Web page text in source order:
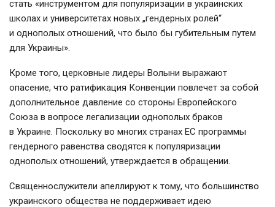
стать «инструментом для популяризации в украинских
школах и университетах новых „гендерных ролей“
и однополых отношений, что было бы губительным путем
для Украины».
Кроме того, церковные лидеры Волыни выражают
опасение, что ратификация Конвенции повлечет за собой
дополнительное давление со стороны Европейского
Союза в вопросе легализации однополых браков
в Украине. Поскольку во многих странах ЕС программы
гендерного равенства сводятся к популяризации
однополых отношений, утверждается в обращении.
Священнослужители апеллируют к тому, что большинство
украинского общества не поддерживает идею